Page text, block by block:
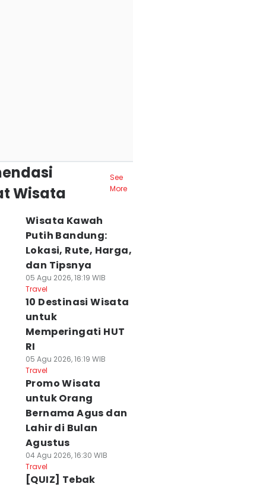
Wisata
See
More
Wisata Kawah
Putih Bandung:
Lokasi, Rute, Harga,
dan Tipsnya
05 Agu 2026, 18:19 WIB
Travel
10 Destinasi Wisata
untuk
Memperingati HUT
RI
05 Agu 2026, 16:19 WIB
Travel
Promo Wisata
untuk Orang
Bernama Agus dan
Lahir di Bulan
Agustus
04 Agu 2026, 16:30 WIB
Travel
[QUIZ] Tebak